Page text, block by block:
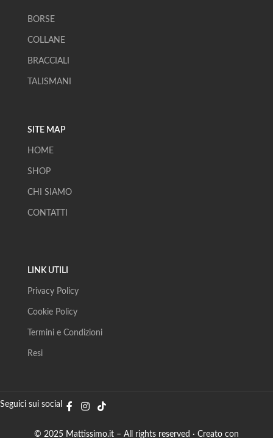
BORSE
COLLANE
BRACCIALI
TALISMANI
SITE MAP
HOME
SHOP
CHI SIAMO
CONTATTI
LINK UTILI
Privacy Policy
Cookie Policy
Termini e Condizioni
Resi
© 2025 Mattissimo.it – All rights reserved · Creato con
Seguici sui social